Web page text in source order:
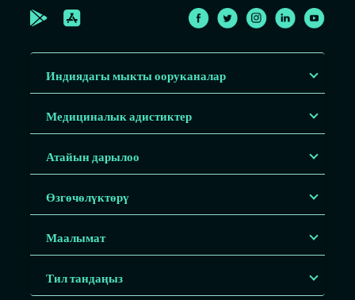
Индиядагы мыкты ооруканалар
Медициналык адистиктер
Атайын дарылоо
Өзгөчөлүктөрү
Маалымат
Тил тандаңыз